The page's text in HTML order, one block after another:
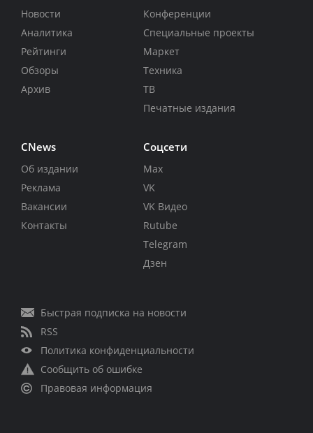
Новости
Аналитика
Рейтинги
Обзоры
Архив
Конференции
Специальные проекты
Маркет
Техника
ТВ
Печатные издания
CNews
Об издании
Реклама
Вакансии
Контакты
Соцсети
Max
VK
VK Видео
Rutube
Telegram
Дзен
Быстрая подписка на новости
RSS
Политика конфиденциальности
Сообщить об ошибке
Правовая информация